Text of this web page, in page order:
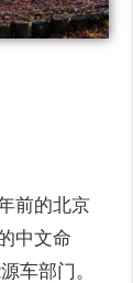
前的北京
中文命
车部门。